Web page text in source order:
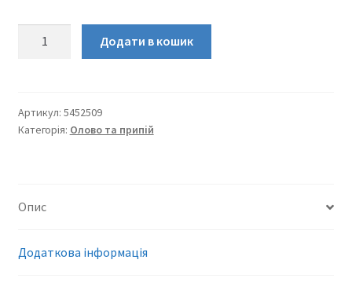
кількість
Додати в кошик
Артикул: 5452509
Категорія: Олово та припій
Опис
Додаткова інформація